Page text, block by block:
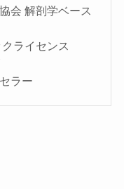
会 解剖学ベース
ライセンス
ラー